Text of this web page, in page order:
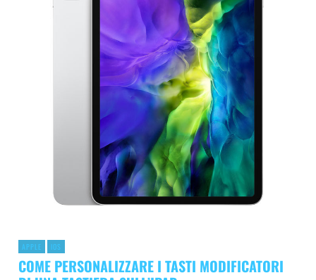
APPLE IOS
COME PERSONALIZZARE I TASTI MODIFICATORI